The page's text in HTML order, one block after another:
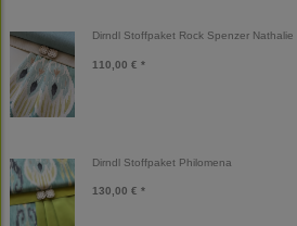
Dirndl Stoffpaket Rock Spenzer Nathalie
110,00 € *
Dirndl Stoffpaket Philomena
130,00 € *